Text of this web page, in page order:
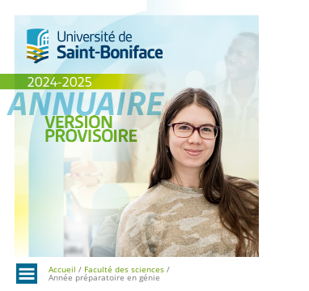
Menu Accueil / Faculté des sciences /
Année préparatoire en génie